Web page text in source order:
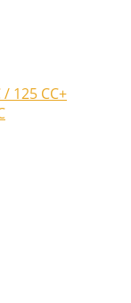
125 CC+